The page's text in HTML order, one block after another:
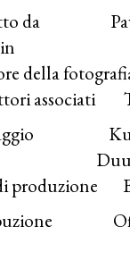
da Pawo
della
associati
Ku
Duu-
di produzione